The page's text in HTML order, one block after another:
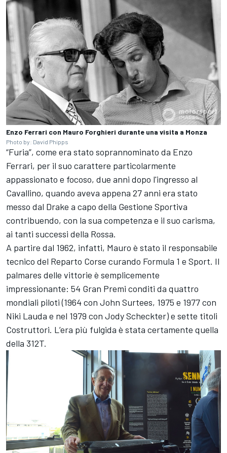
Enzo Ferrari con Mauro Forghieri durante una visita a Monza
Photo by: David Phipps
“Furia”, come era stato soprannominato da Enzo
Ferrari, per il suo carattere particolarmente
appassionato e focoso, due anni dopo l'ingresso al
Cavallino, quando aveva appena 27 anni era stato
messo dal Drake a capo della Gestione Sportiva
contribuendo, con la sua competenza e il suo carisma,
ai tanti successi della Rossa.
A partire dal 1962, infatti, Mauro è stato il responsabile
tecnico del Reparto Corse curando Formula 1 e Sport. Il
palmares delle vittorie è semplicemente
impressionante: 54 Gran Premi conditi da quattro
mondiali piloti (1964 con John Surtees, 1975 e 1977 con
Niki Lauda e nel 1979 con Jody Scheckter) e sette titoli
Costruttori. L’era più fulgida è stata certamente quella
della 312T.